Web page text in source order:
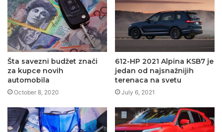
Šta savezni budžet znači
za kupce novih
automobila
October 8, 2020
612-HP 2021 Alpina KSB7 je
jedan od najsnažnijih
terenaca na svetu
July 6, 2021